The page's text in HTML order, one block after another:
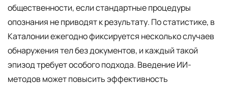
общественности, если стандартные процедуры
опознания не приводят к результату. По статистике, в
Каталонии ежегодно фиксируется несколько случаев
обнаружения тел без документов, и каждый такой
эпизод требует особого подхода. Введение ИИ-
методов может повысить эффективность